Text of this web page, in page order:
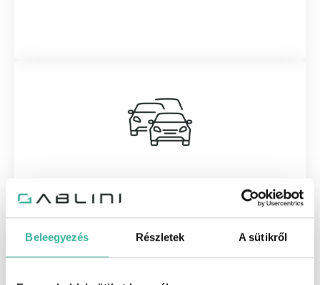
Beleegyezés Részletek A sütikről
Flotta információk